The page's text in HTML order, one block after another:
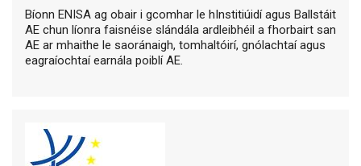
Bíonn ENISA ag obair i gcomhar le hInstitiúidí agus Ballstáit
AE chun líonra faisnéise slándála ardleibhéil a fhorbairt san
AE ar mhaithe le saoránaigh, tomhaltóirí, gnólachtaí agus
eagraíochtaí earnála poiblí AE.